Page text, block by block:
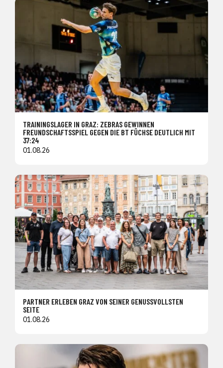
TRAININGSLAGER IN GRAZ: ZEBRAS GEWINNEN
FREUNDSCHAFTSSPIEL GEGEN DIE BT FÜCHSE DEUTLICH MIT
37:24
01.08.26
PARTNER ERLEBEN GRAZ VON SEINER GENUSSVOLLSTEN
SEITE
01.08.26